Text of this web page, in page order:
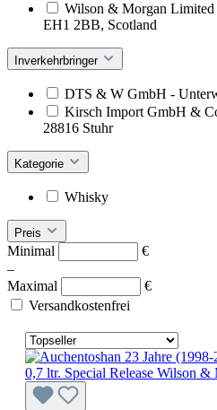
Wilson & Morgan Limited
EH1 2BB, Scotland
Inverkehrbringer
DTS & W GmbH -
Kirsch Import GmbH &
28816 Stuhr
Kategorie
Whisky
Preis
Minimal
€
–
Maximal
€
Versandkostenfrei